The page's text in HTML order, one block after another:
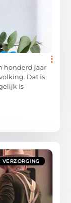
honderd jaar
Dat is
is